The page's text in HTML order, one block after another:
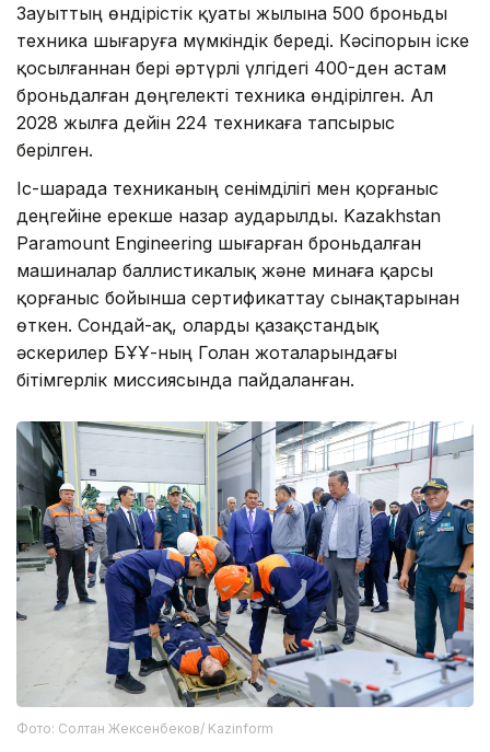
Зауыттың өндірістік қуаты жылына 500 броньды
техника шығаруға мүмкіндік береді. Кәсіпорын іске
қосылғаннан бері әртүрлі үлгідегі 400-ден астам
броньдалған дөңгелекті техника өндірілген. Ал
2028 жылға дейін 224 техникаға тапсырыс
берілген.
Іс-шарада техниканың сенімділігі мен қорғаныс
деңгейіне ерекше назар аударылды. Kazakhstan
Paramount Engineering шығарған броньдалған
машиналар баллистикалық және минаға қарсы
қорғаныс бойынша сертификаттау сынақтарынан
өткен. Сондай-ақ, оларды қазақстандық
әскерилер БҰҰ-ның Голан жоталарындағы
бітімгерлік миссиясында пайдаланған.
Фото: Солтан Жексенбеков/ Kazinform